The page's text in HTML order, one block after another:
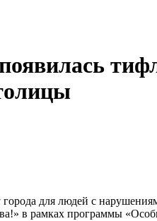
для людей с
в рамках программы